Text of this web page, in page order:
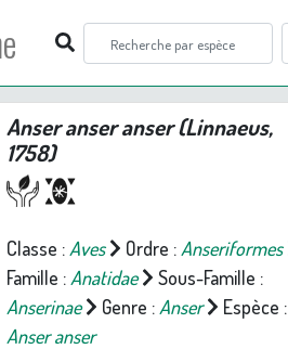
Anser anser anser(Linnaeus,
1758)
Classe :Aves Ordre :Anseriformes
Famille :Anatidae
Sous-Famille :
Anserinae
Genre :Anser
Espèce :
Anser anser